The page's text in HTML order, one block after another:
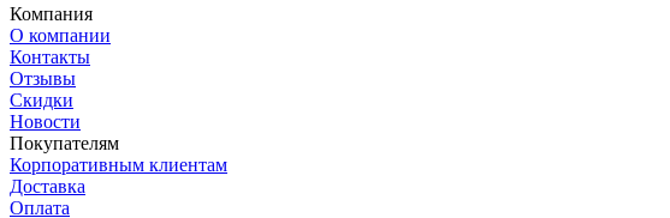
Компания
О компании
Контакты
Отзывы
Скидки
Новости
Покупателям
Корпоративным клиентам
Доставка
Оплата